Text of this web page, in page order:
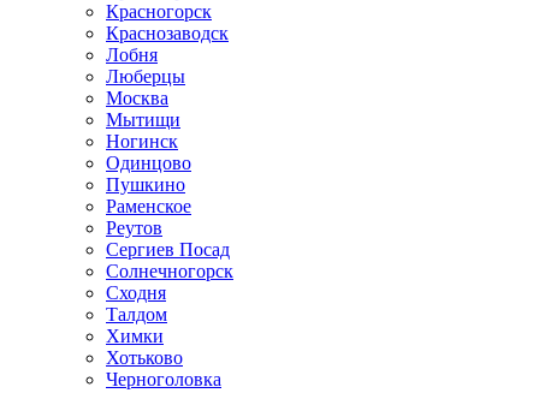
Красногорск
Краснозаводск
Лобня
Люберцы
Москва
Мытищи
Ногинск
Одинцово
Пушкино
Раменское
Реутов
Сергиев Посад
Солнечногорск
Сходня
Талдом
Химки
Хотьково
Черноголовка